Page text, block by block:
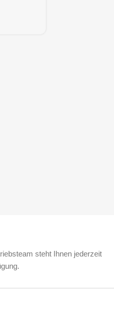
steht Ihnen jederzeit